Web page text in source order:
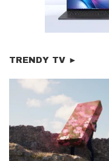
TRENDY TV ►